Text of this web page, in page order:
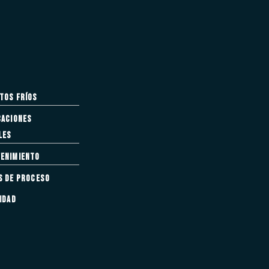
fríos
de proceso
semiherméticos a pistón BITZER, el módulo de
parámetros de funcionamiento importantes de un